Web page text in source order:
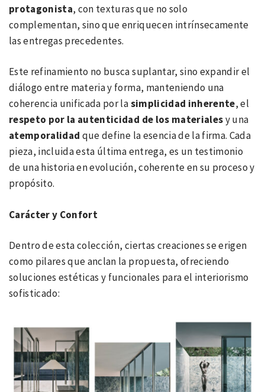
protagonista, con texturas que no solo
complementan, sino que enriquecen intrínsecamente
las entregas precedentes.
Este refinamiento no busca suplantar, sino expandir el
diálogo entre materia y forma, manteniendo una
coherencia unificada por lasimplicidad inherente, el
respeto por la autenticidad de los materialesy una
atemporalidad que define la esencia de la firma. Cada
pieza, incluida esta última entrega, es un testimonio
de una historia en evolución, coherente en su proceso y
propósito.
Carácter y Confort
Dentro de esta colección, ciertas creaciones se erigen
como pilares que anclan la propuesta, ofreciendo
soluciones estéticas y funcionales para el interiorismo
sofisticado: